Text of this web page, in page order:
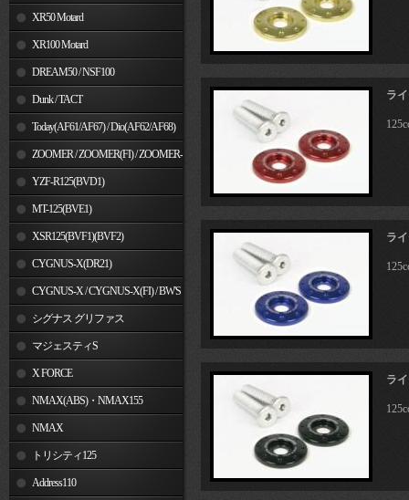
XR50 Motard
XR100 Motard
DREAM50 / NSF100
Dunk / TACT
Today(AF61/AF67) / Dio(AF62/AF68)
ZOOMER / ZOOMER(FI) / ZOOMER-
YZF-R125(BVD1)
MT-125(BVE1)
XSR125(BVF1)(BVF2)
CYGNUS-X(DR21)
CYGNUS-X / CYGNUS-X(FI) / BW'S
125 シグナス グリファス
マジェスティS
X FORCE
NMAX(ABS)・NMAX155
NMAX
トリシティ125
Address110
ラ
ラ
ラ